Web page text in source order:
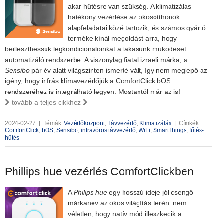
akár hűtésre van szükség. A klimatizálás
hatékony vezérlése az okosotthonok
alapfeladatai közé tartozik, és számos gyártó
terméke kínál megoldást arra, hogy
beilleszthessük légkondicionálóinkat a lakásunk működését
automatizáló rendszerbe. A viszonylag fiatal izraeli márka, a
Sensibo pár év alatt világszinten ismerté vált, így nem meglepő az
igény, hogy infrás klímavezérlőjük a ComfortClick bOS
rendszeréhez is integrálható legyen. Mostantól már az is!
tovább a teljes cikkhez
2024-02-27 Témák: Vezérlőközpont, Távvezérlő, Klimatizálás
Címkék:
ComfortClick, bOS, Sensibo, infravörös távvezérlő, WiFi, SmartThings, fűtés-
hűtés
Phillips hue vezérlés ComfortClickben
APhilips hue egy hosszú ideje jól csengő
márkanév az okos világítás terén, nem
véletlen, hogy natív mód illeszkedik a